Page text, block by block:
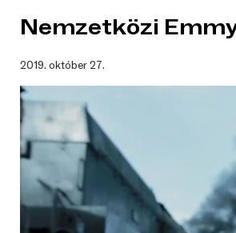
Nemzetközi
2019. október 27.